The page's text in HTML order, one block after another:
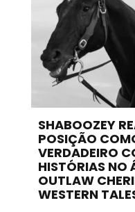
SHABOOZEY
POSIÇÃO
VERDADEIRO
HISTÓRIAS NO
OUTLAW
WESTERN